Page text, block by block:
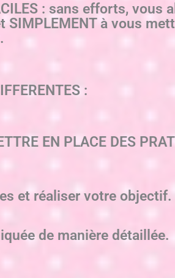
: sans efforts, vous
SIMPLEMENT à vous
:
EN PLACE DES
et réaliser votre objectif.
de manière détaillée.